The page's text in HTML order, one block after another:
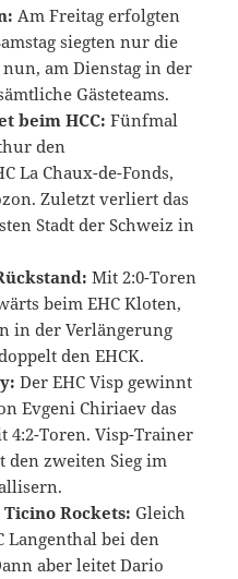
Am Freitag erfolgten
siegten nur die
am Dienstag in der
Gästeteams.
beim HCC: Fünfmal
den
La Chaux-de-Fonds,
Zuletzt verliert das
Stadt der Schweiz in
Mit 2:0-Toren
beim EHC Kloten,
in der Verlängerung
den EHCK.
Der EHC Visp gewinnt
Evgeni Chiriaev das
4:2-Toren. Visp-Trainer
zweiten Sieg im
Rockets: Gleich
Langenthal bei den
aber leitet Dario